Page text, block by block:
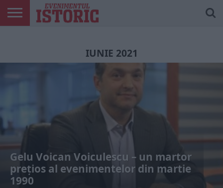
IUNIE 2021
Gelu Voican Voiculescu – un martor
prețios al evenimentelor din martie
1990